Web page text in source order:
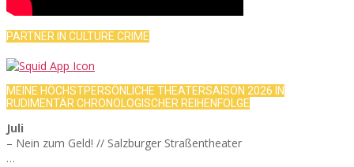
PARTNER IN CULTURE CRIME
MEINE HÖCHSTPERSÖNLICHE THEATERSAISON 2026 IN
RUDIMENTÄR CHRONOLOGISCHER REIHENFOLGE
Juli
– Nein zum Geld! // Salzburger Straßentheater
…